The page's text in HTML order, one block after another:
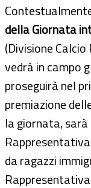
della Giornata
(Divisione
vedrà in campo
proseguirà nel
premiazione
la giornata,
da ragazzi